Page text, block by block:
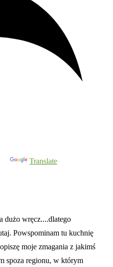
Translate
dużo wręcz....dlatego
Powspominam tu kuchnię
moje zmagania z jakimś
spoza regionu, w którym